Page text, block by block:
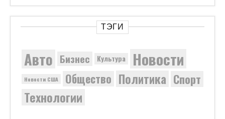
ТЭГИ
Авто Бизнес Культура Новости
Новости США Общество Политика Спорт
Технологии